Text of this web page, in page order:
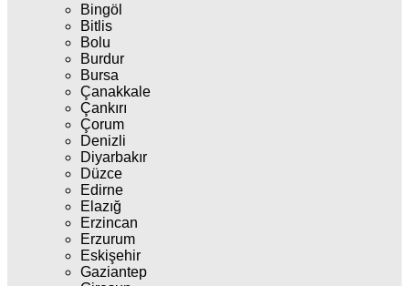
Bingöl
Bitlis
Bolu
Burdur
Bursa
Çanakkale
Çankırı
Çorum
Denizli
Diyarbakır
Düzce
Edirne
Elazığ
Erzincan
Erzurum
Eskişehir
Gaziantep